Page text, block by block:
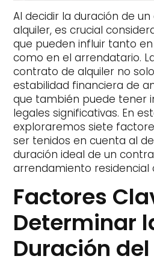
Al decidir la duración de
alquiler, es crucial
que pueden influir tanto
como en el arrendatario.
contrato de alquiler no
estabilidad financiera de
que también puede tener
legales significativas. En
exploraremos siete
ser tenidos en cuenta al
duración ideal de un
arrendamiento residencial
Factores
Determinar
Duración